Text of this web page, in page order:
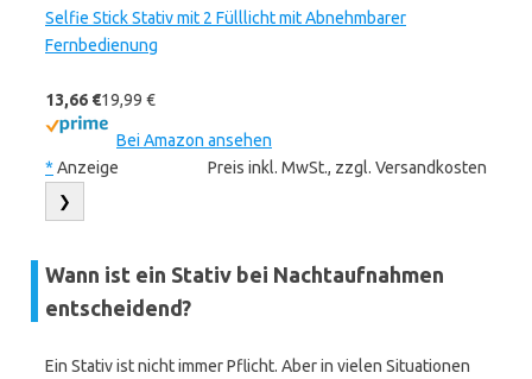
Selfie Stick Stativ mit 2 Fülllicht mit Abnehmbarer
Fernbedienung
13,66 €19,99 €
Bei Amazon ansehen
* Anzeige Preis inkl. MwSt., zzgl. Versandkosten
❯
Wann ist ein Stativ bei Nachtaufnahmen
entscheidend?
Ein Stativ ist nicht immer Pflicht. Aber in vielen Situationen